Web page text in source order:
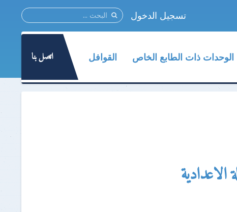
تسجيل الدخول
الوحدات ذات الطابع الخاص القوافل اتصل بنا